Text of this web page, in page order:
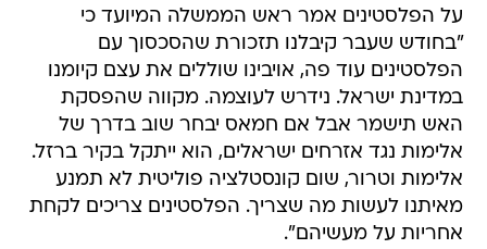
על הפלסטינים אמר ראש הממשלה המיועד כי
"בחודש שעבר קיבלנו תזכורת שהסכסוך עם
הפלסטינים עוד פה, אויבינו שוללים את עצם קיומנו
במדינת ישראל. נידרש לעוצמה. מקווה שהפסקת
האש תישמר אבל אם חמאס יבחר שוב בדרך של
אלימות נגד אזרחים ישראלים, הוא ייתקל בקיר ברזל.
אלימות וטרור, שום קונסטלציה פוליטית לא תמנע
מאיתנו לעשות מה שצריך. הפלסטינים צריכים לקחת
אחריות על מעשיהם".